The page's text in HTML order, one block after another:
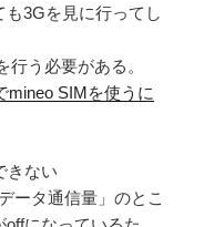
3Gを見に行ってし
行う必要がある。
mineo SIMを使うに
きない
ータ通信量」のとこ